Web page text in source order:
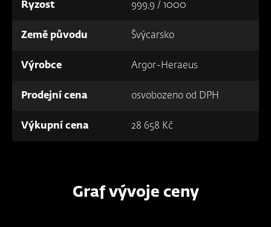
Ryzost 999,9 / 1000
Země původu Švýcarsko
Výrobce Argor-Heraeus
Prodejní cena osvobozeno od DPH
Výkupní cena 28 658 Kč
Graf vývoje ceny